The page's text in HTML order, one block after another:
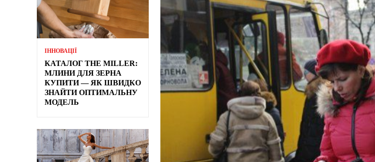
ІННОВАЦІЇ
КАТАЛОГ THE MILLER:
МЛИНИ ДЛЯ ЗЕРНА
КУПИТИ — ЯК ШВИДКО
ЗНАЙТИ ОПТИМАЛЬНУ
МОДЕЛЬ